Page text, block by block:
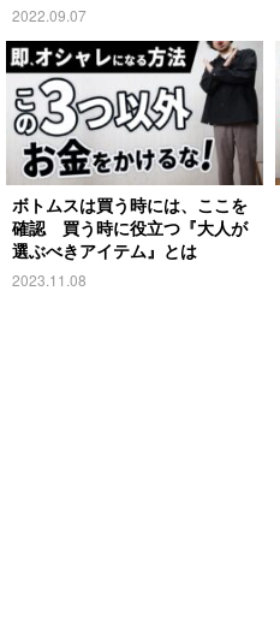
2022.09.07
ボトムスは買う時には、ここを
確認 買う時に役立つ『大人が
選ぶべきアイテム』とは
2023.11.08